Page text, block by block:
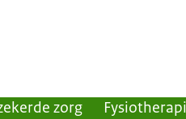
zorg